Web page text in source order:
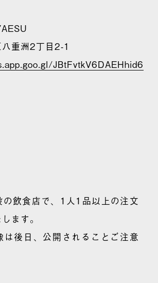
重洲2丁目2-1
JBtFvtkV6DAEHhid6
飲食店で、1人1品以上の注文
ます。
後日、公開されることご注意